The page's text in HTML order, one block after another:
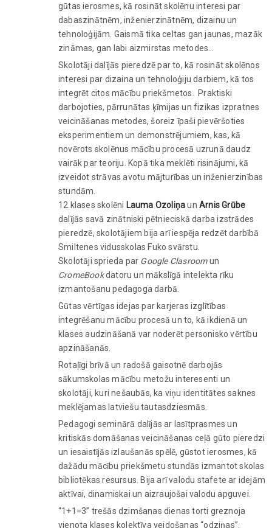
gūtas ierosmes, kā rosināt skolēnu interesi par
dabaszinātnēm, inženierzinātnēm, dizainu un
tehnoloģijām. Gaismā tika celtas gan jaunas, mazāk
zināmas, gan labi aizmirstas metodes…
Skolotāji dalījās pieredzē par to, kā rosināt skolēnos
interesi par dizaina un tehnoloģiju darbiem, kā tos
integrēt citos mācību priekšmetos. Praktiski
darbojoties, pārrunātas ķīmijas un fizikas izpratnes
veicināšanas metodes, šoreiz īpaši pievēršoties
eksperimentiem un demonstrējumiem, kas, kā
novērots skolēnus mācību procesā uzrunā daudz
vairāk par teoriju. Kopā tika meklēti risinājumi, kā
izveidot strāvas avotu mājturības un inženierzinības
stundām.
12.klases skolēni Lauma OzoliņaunArnis Grūbe
dalījās savā zinātniski pētnieciskā darba izstrādes
pieredzē, skolotājiem bija arī iespēja redzēt darbībā
Smiltenes vidusskolas Fuko svārstu.
Skolotāji sprieda par Google Clasroomun
CromeBookdatoru un mākslīgā intelekta rīku
izmantošanu pedagoga darbā.
Gūtas vērtīgas idejas par karjeras izglītības
integrēšanu mācību procesā un to, kā ikdienā un
klases audzināšanā var noderēt personisko vērtību
apzināšanās.
Rotaļīgi brīvā un radošā gaisotnē darbojās
sākumskolas mācību metožu interesenti un
skolotāji, kuri nešaubās, ka viņu identitātes saknes
meklējamas latviešu tautasdziesmās.
Pedagogi seminārā dalījās ar lasītprasmes un
kritiskās domāšanas veicināšanas ceļā gūto pieredzi
un iesaistījās izlaušanās spēlē, gūstot ierosmes, kā
dažādu mācību priekšmetu stundās izmantot skolas
bibliotēkas resursus. Bija arī valodu stafete ar idejām
aktīvai, dinamiskai un aizraujošai valodu apguvei.
“1+1=3” trešās dzimšanas dienas torti greznoja
vienota klases kolektīva veidošanas “odziņas”.